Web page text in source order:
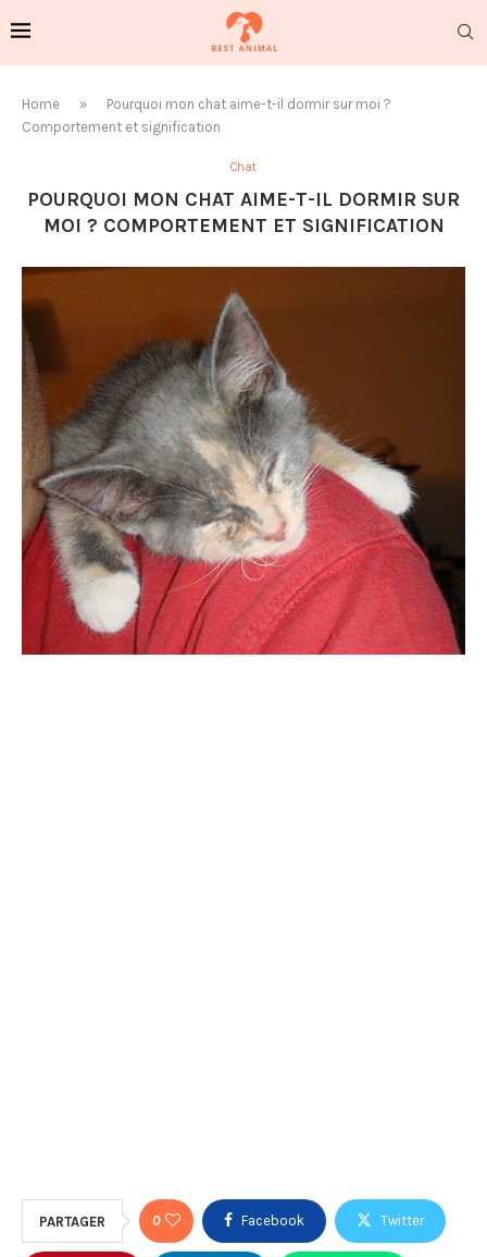
Home »
Pourquoi mon chat aime-t-il dormir sur moi ?
Comportement et signification
Chat
POURQUOI MON CHAT AIME-T-IL DORMIR SUR
MOI ? COMPORTEMENT ET SIGNIFICATION
PARTAGER 0 Facebook Twitter